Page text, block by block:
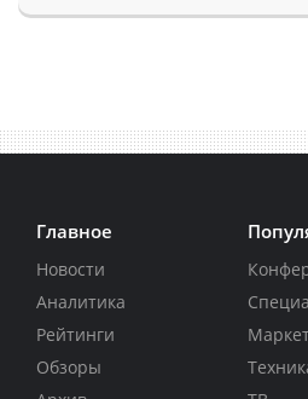
Главное
Новости
Аналитика
Рейтинги
Обзоры